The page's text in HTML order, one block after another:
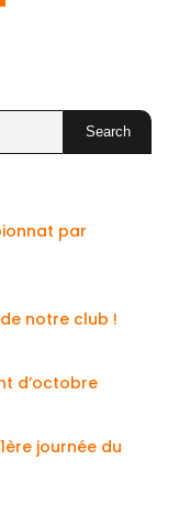
Search
par
notre club !
d’octobre
1ère journée du